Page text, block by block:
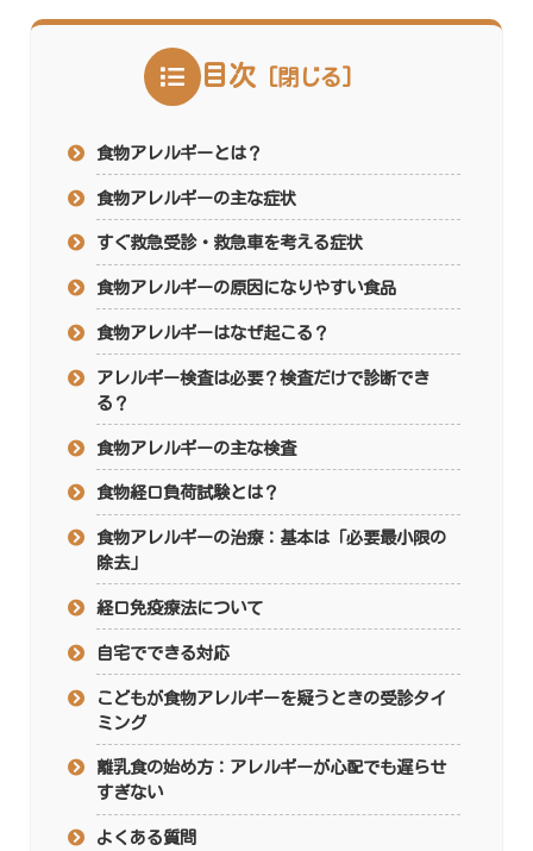
目次
食物アレルギーとは？
食物アレルギーの主な症状
すぐ救急受診・救急車を考える症状
食物アレルギーの原因になりやすい食品
食物アレルギーはなぜ起こる？
アレルギー検査は必要？検査だけで診断でき
る？
食物アレルギーの主な検査
食物経口負荷試験とは？
食物アレルギーの治療：基本は「必要最小限の
除去」
経口免疫療法について
自宅でできる対応
こどもが食物アレルギーを疑うときの受診タイ
ミング
離乳食の始め方：アレルギーが心配でも遅らせ
すぎない
よくある質問